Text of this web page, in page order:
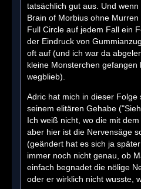
tatsächlich gut aus. Und
Brain of Morbius ohne
Full Circle auf jedem Fall ein
der Eindruck von
oft auf (und ich war da
kleine Monsterchen
wegblieb).
Adric hat mich in dieser
seinem elitären Gehabe
Ich weiß nicht, wo die mit dem
aber hier ist die Nervensäge
(geändert hat es sich ja
immer noch nicht genau, ob
einfach begnadet die nölige
oder er wirklich nicht wusste,